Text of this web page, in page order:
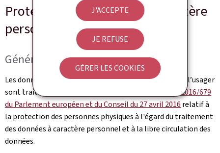
J'ACCEPTE
JE REFUSE
GÉRER LES COOKIES
Protection des données à caractère
personnel
Généralités
Les données à caractère personnel communiquées par l’usager
sont traitées en conformité avec le
Règlement (UE) 2016/679
du Parlement européen et du Conseil du 27 avril 2016 relatif à
la protection des personnes physiques à l'égard du traitement
des données à caractère personnel et à la libre circulation des
données.